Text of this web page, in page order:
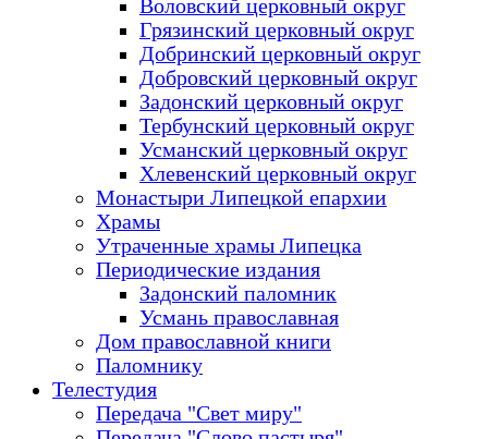
Воловский церковный округ
Грязинский церковный округ
Добринский церковный округ
Добровский церковный округ
Задонский церковный округ
Тербунский церковный округ
Усманский церковный округ
Хлевенский церковный округ
Монастыри Липецкой епархии
Храмы
Утраченные храмы Липецка
Периодические издания
Задонский паломник
Усмань православная
Дом православной книги
Паломнику
Телестудия
Передача "Свет миру"